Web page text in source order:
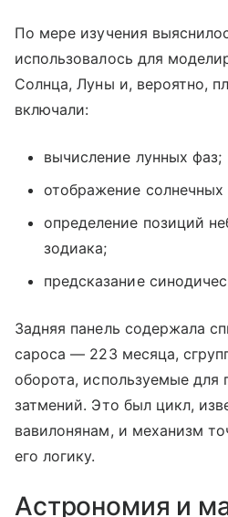
По мере изучения
использовалось для
Солнца, Луны и, вероятно,
включали:
вычисление лунных фаз;
отображение
определение позиций
зодиака;
предсказание
Задняя панель содержала
сароса — 223 месяца,
оборота, используемые для
затмений. Это был цикл,
вавилонянам, и механизм
его логику.
Астрономия и